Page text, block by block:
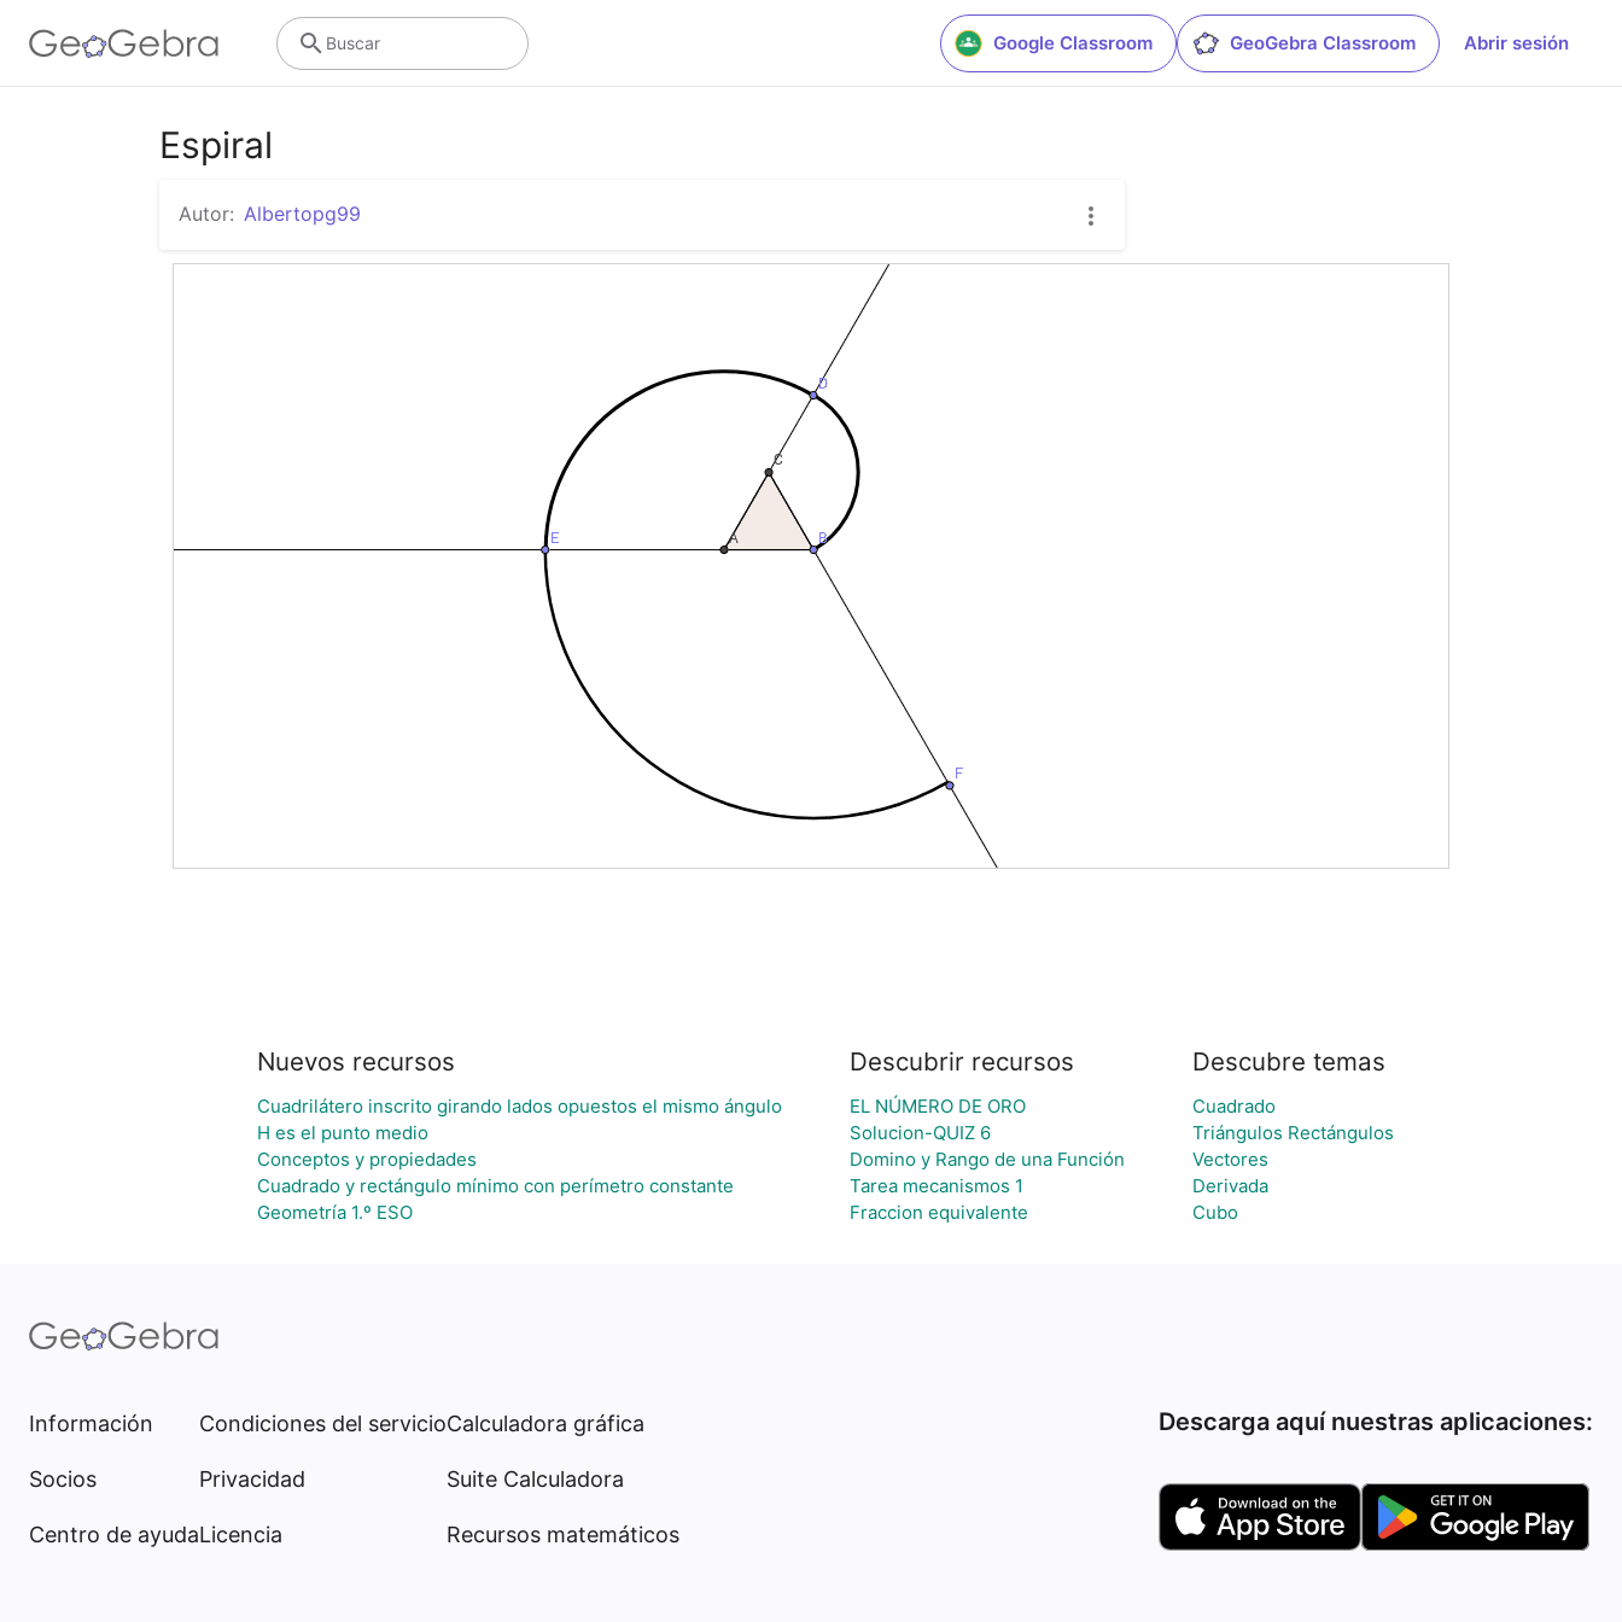
Google Classroom GeoGebra Classroom Abrir sesión
Buscar
Espiral
Autor: Albertopg99
Nuevos recursos
Cuadrilátero inscrito girando lados opuestos el mismo ángulo
H es el punto medio
Conceptos y propiedades
Cuadrado y rectángulo mínimo con perímetro constante
Geometría 1.º ESO
Descubrir recursos
EL NÚMERO DE ORO
Solucion-QUIZ 6
Domino y Rango de una Función
Tarea mecanismos 1
Fraccion equivalente
Descubre temas
Cuadrado
Triángulos Rectángulos
Vectores
Derivada
Cubo
Información
Socios
Centro de ayuda
Condiciones del servicio
Privacidad
Licencia
Calculadora gráfica
Suite Calculadora
Recursos matemáticos
Descarga aquí nuestras aplicaciones: